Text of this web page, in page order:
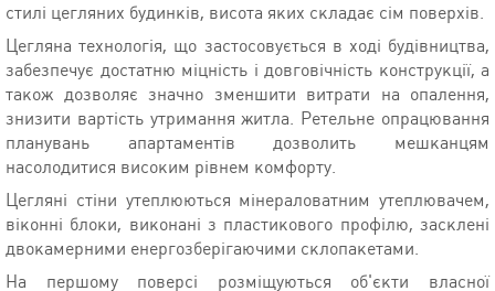
стилі цегляних будинків, висота яких складає сім поверхів.
Цегляна технологія, що застосовується в ході будівництва,
забезпечує достатню міцність і довговічність конструкції, а
також дозволяє значно зменшити витрати на опалення,
знизити вартість утримання житла. Ретельне опрацювання
планувань апартаментів дозволить мешканцям
насолодитися високим рівнем комфорту.
Цегляні стіни утеплюються мінераловатним утеплювачем,
віконні блоки, виконані з пластикового профілю, засклені
двокамерними енергозберігаючими склопакетами.
На першому поверсі розміщуються об'єкти власної